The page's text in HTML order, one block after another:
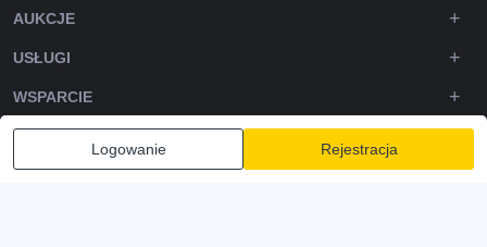
Logowanie Rejestracja
AUKCJE
USŁUGI
WSPARCIE
DOWNLOADS
OBSERWUJ NAS